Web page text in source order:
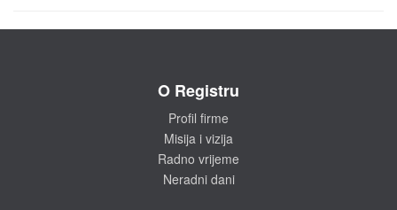
O Registru
Profil firme
Misija i vizija
Radno vrijeme
Neradni dani